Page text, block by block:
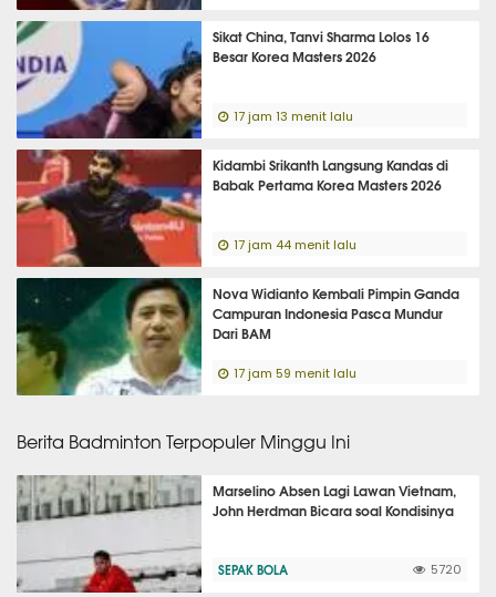
Sikat China, Tanvi Sharma Lolos 16
Besar Korea Masters 2026
17 jam 13 menit lalu
Kidambi Srikanth Langsung Kandas di
Babak Pertama Korea Masters 2026
17 jam 44 menit lalu
Nova Widianto Kembali Pimpin Ganda
Campuran Indonesia Pasca Mundur
Dari BAM
17 jam 59 menit lalu
Berita Badminton Terpopuler Minggu Ini
Marselino Absen Lagi Lawan Vietnam,
John Herdman Bicara soal Kondisinya
SEPAK BOLA 5720